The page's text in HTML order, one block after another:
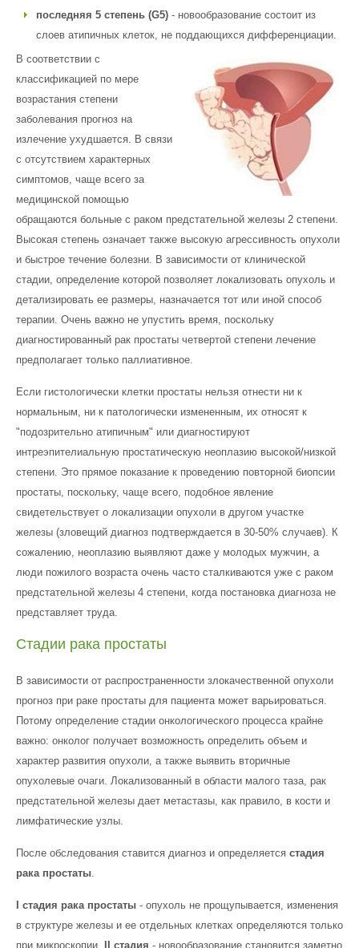
последняя 5 степень (G5) - новообразование состоит из
слоев атипичных клеток, не поддающихся дифференциации.
В соответствии с
классификацией по мере
возрастания степени
заболевания прогноз на
излечение ухудшается. В связи
с отсутствием характерных
симптомов, чаще всего за
медицинской помощью
обращаются больные с раком предстательной железы 2 степени.
Высокая степень означает также высокую агрессивность опухоли
и быстрое течение болезни. В зависимости от клинической
стадии, определение которой позволяет локализовать опухоль и
детализировать ее размеры, назначается тот или иной способ
терапии. Очень важно не упустить время, поскольку
диагностированный рак простаты четвертой степени лечение
предполагает только паллиативное.
Если гистологически клетки простаты нельзя отнести ни к
нормальным, ни к патологически измененным, их относят к
"подозрительно атипичным" или диагностируют
интреэпителиальную простатическую неоплазию высокой/низкой
степени. Это прямое показание к проведению повторной биопсии
простаты, поскольку, чаще всего, подобное явление
свидетельствует о локализации опухоли в другом участке
железы (зловещий диагноз подтверждается в 30-50% случаев). К
сожалению, неоплазию выявляют даже у молодых мужчин, а
люди пожилого возраста очень часто сталкиваются уже с раком
предстательной железы 4 степени, когда постановка диагноза не
представляет труда.
Стадии рака простаты
В зависимости от распространенности злокачественной опухоли
прогноз при раке простаты для пациента может варьироваться.
Потому определение стадии онкологического процесса крайне
важно: онколог получает возможность определить объем и
характер развития опухоли, а также выявить вторичные
опухолевые очаги. Локализованный в области малого таза, рак
предстательной железы дает метастазы, как правило, в кости и
лимфатические узлы.
После обследования ставится диагноз и определяется стадия
рака простаты.
I стадия рака простаты - опухоль не прощупывается, изменения
в структуре железы и ее отдельных клетках определяются только
при микроскопии.
II стадия - новообразование становится заметно